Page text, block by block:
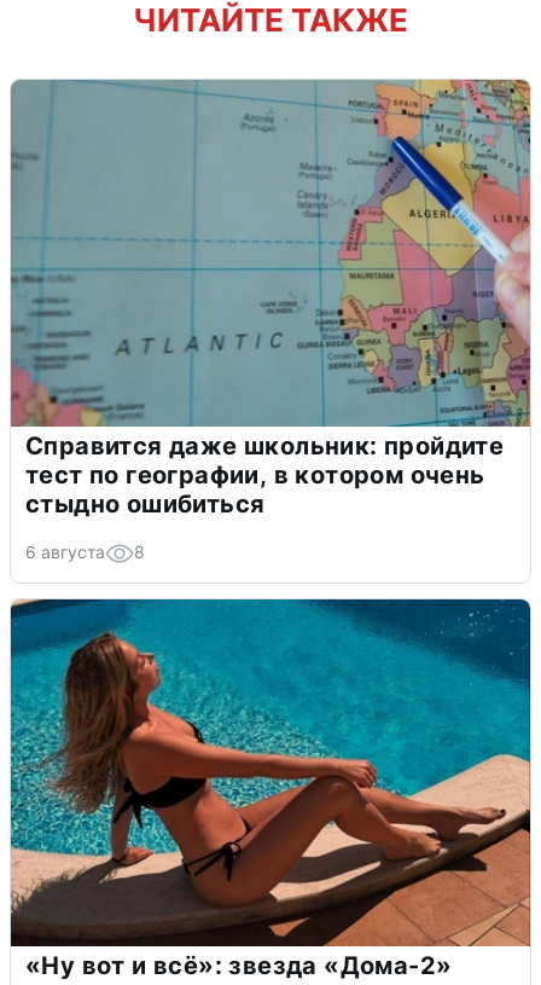
ЧИТАЙТЕ ТАКЖЕ
Справится даже школьник: пройдите
тест по географии, в котором очень
стыдно ошибиться
6 августа 8
«Ну вот и всё»: звезда «Дома-2»